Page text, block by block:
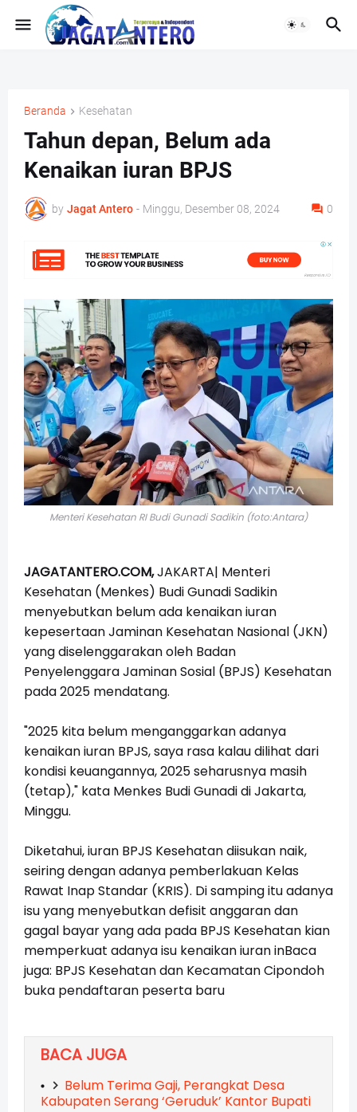
Beranda Kesehatan
Tahun depan, Belum ada
Kenaikan iuran BPJS
by Jagat Antero - Minggu, Desember 08, 2024 0
Menteri Kesehatan RI Budi Gunadi Sadikin (foto:Antara)
JAGATANTERO.COM,JAKARTA| Menteri
Kesehatan (Menkes) Budi Gunadi Sadikin
menyebutkan belum ada kenaikan iuran
kepesertaan Jaminan Kesehatan Nasional (JKN)
yang diselenggarakan oleh Badan
Penyelenggara Jaminan Sosial (BPJS) Kesehatan
pada 2025 mendatang.
"2025 kita belum menganggarkan adanya
kenaikan iuran BPJS, saya rasa kalau dilihat dari
kondisi keuangannya, 2025 seharusnya masih
(tetap)," kata Menkes Budi Gunadi di Jakarta,
Minggu.
Diketahui, iuran BPJS Kesehatan diisukan naik,
seiring dengan adanya pemberlakuan Kelas
Rawat Inap Standar (KRIS). Di samping itu adanya
isu yang menyebutkan defisit anggaran dan
gagal bayar yang ada pada BPJS Kesehatan kian
memperkuat adanya isu kenaikan iuran inBaca
juga: BPJS Kesehatan dan Kecamatan Cipondoh
buka pendaftaran peserta baru
BACA JUGA
Belum Terima Gaji, Perangkat Desa
Kabupaten Serang ‘Geruduk’ Kantor Bupati